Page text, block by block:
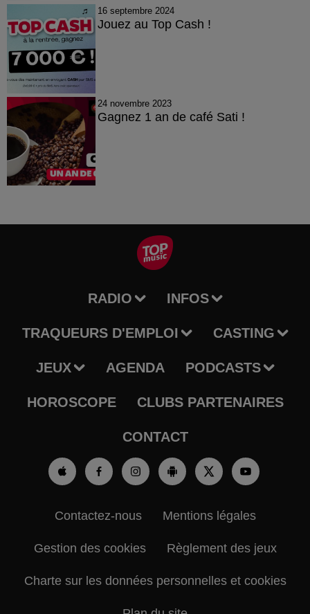
16 septembre 2024
Jouez au Top Cash !
24 novembre 2023
Gagnez 1 an de café Sati !
RADIO INFOS
TRAQUEURS D'EMPLOI CASTING
JEUX AGENDA PODCASTS
HOROSCOPE CLUBS PARTENAIRES
CONTACT
Contactez-nous Mentions légales
Gestion des cookies Règlement des jeux
Charte sur les données personnelles et cookies